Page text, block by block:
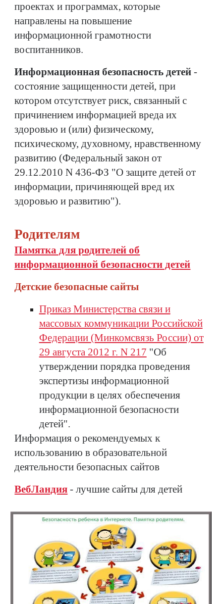
проектах и программах, которые
направлены на повышение
информационной грамотности
воспитанников.
Информационная безопасность детей -
состояние защищенности детей, при
котором отсутствует риск, связанный с
причинением информацией вреда их
здоровью и (или) физическому,
психическому, духовному, нравственному
развитию (Федеральный закон от
29.12.2010 N 436-ФЗ "О защите детей от
информации, причиняющей вред их
здоровью и развитию").
Родителям
Памятка для родителей об
информационной безопасности детей
Детские безопасные сайты
Приказ Министерства связи и
массовых коммуникации Российской
Федерации (Минкомсвязь России) от
29 августа 2012 г. N 217 "Об
утверждении порядка проведения
экспертизы информационной
продукции в целях обеспечения
информационной безопасности
детей".
Информация о рекомендуемых к
использованию в образовательной
деятельности безопасных сайтов
ВебЛандия - лучшие сайты для детей